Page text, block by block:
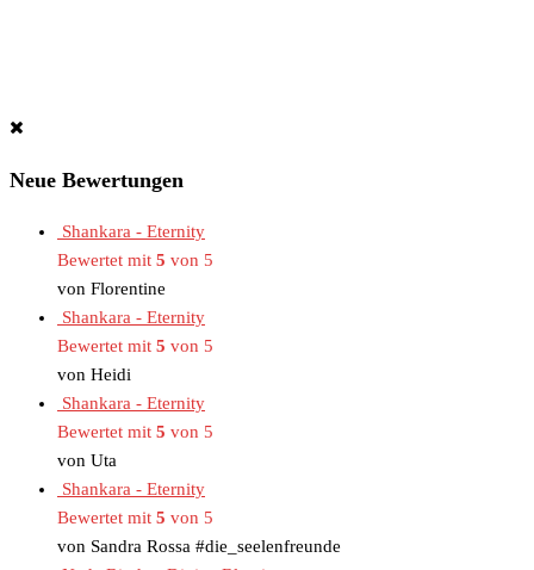
Neue Bewertungen
Shankara - Eternity
Bewertet mit 5 von 5
von Florentine
Shankara - Eternity
Bewertet mit 5 von 5
von Heidi
Shankara - Eternity
Bewertet mit 5 von 5
von Uta
Shankara - Eternity
Bewertet mit 5 von 5
von Sandra Rossa #die_seelenfreunde